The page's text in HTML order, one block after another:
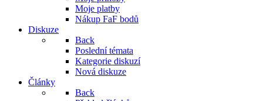
Moje platby
Nákup FaF bodů
Diskuze
Back
Poslední témata
Kategorie diskuzí
Nová diskuze
Články
Back